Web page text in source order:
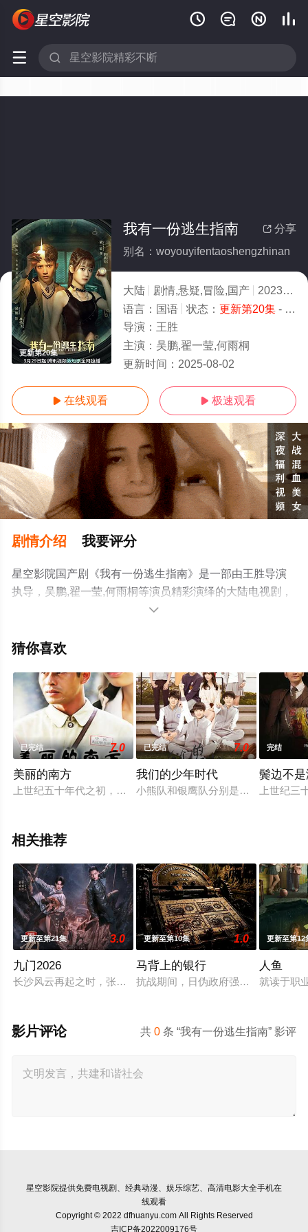
   
 
更新第20集
 分享
我有一份逃生指南
别名：woyouyifentaoshengzhinan
大陆 剧情,悬疑,冒险,国产 2023
9.0
语言： 国语 状态： 更新第20集- 免费在线观看
导演： 王胜
主演： 吴鹏,翟一莹,何雨桐
更新时间： 2025-08-02
 在线观看  极速观看
剧情介绍 我要评分
星空影院国产剧《我有一份逃生指南》是一部由王胜导演
执导，吴鹏,翟一莹,何雨桐等演员精彩演绎的大陆电视剧，
手机免费观看高清未删减完整版电视剧全集就上星空电影
等平台了解。

猜你喜欢
已完结 7.0
美丽的南方
上世纪五十年代之初，党号召北京高校的师生奔赴边远的农村
已完结 7.0
我们的少年时代
小熊队和银鹰队分别是月亮岛中学和
完结
鬓边不
上世纪
相关推荐
更新至第21集 3.0
九门2026
长沙风云再起之时，张启山（陈伟霆 饰）与吴老狗（曾舜晞 饰
更新至第10集 1.0
马背上的银行
抗战期间，日伪政府强行推广、使用
更新至第12
人鱼
就读于职
共0 条 “我有一份逃生指南” 影评
影片评论
星空影院提供免费电视剧、经典动漫、娱乐综艺、高清电影大全手机在
线观看
Copyright © 2022 dfhuanyu.com All Rights Reserved
吉ICP备2022009176号